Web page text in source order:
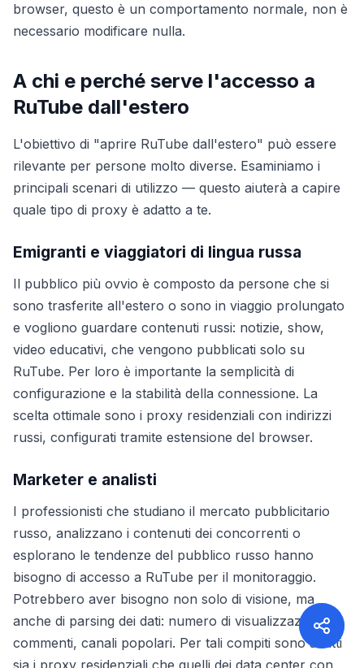
browser, questo è un comportamento normale, non è
necessario modificare nulla.
A chi e perché serve l'accesso a
RuTube dall'estero
L'obiettivo di "aprire RuTube dall'estero" può essere
rilevante per persone molto diverse. Esaminiamo i
principali scenari di utilizzo — questo aiuterà a capire
quale tipo di proxy è adatto a te.
Emigranti e viaggiatori di lingua russa
Il pubblico più ovvio è composto da persone che si
sono trasferite all'estero o sono in viaggio prolungato
e vogliono guardare contenuti russi: notizie, show,
video educativi, che vengono pubblicati solo su
RuTube. Per loro è importante la semplicità di
configurazione e la stabilità della connessione. La
scelta ottimale sono i proxy residenziali con indirizzi
russi, configurati tramite estensione del browser.
Marketer e analisti
I professionisti che studiano il mercato pubblicitario
russo, analizzano i contenuti dei concorrenti o
esplorano le tendenze del pubblico russo hanno
bisogno di accesso a RuTube per il monitoraggio.
Potrebbero aver bisogno non solo di visione, ma
anche di parsing dei dati: numero di visualizzazioni,
commenti, canali popolari. Per tali compiti sono adatti
sia i proxy residenziali che quelli dei data center con